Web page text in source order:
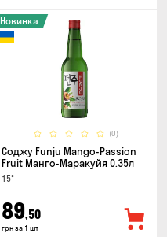
(0)
Новинка
Соджу Funju Mango-Passion
Fruit Манго-Маракуйя 0.35л
15°
89,50
грн за 1 шт